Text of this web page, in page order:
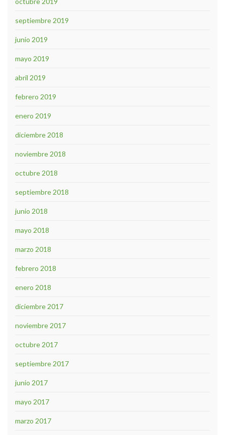
septiembre 2019
junio 2019
mayo 2019
abril 2019
febrero 2019
enero 2019
diciembre 2018
noviembre 2018
octubre 2018
septiembre 2018
junio 2018
mayo 2018
marzo 2018
febrero 2018
enero 2018
diciembre 2017
noviembre 2017
octubre 2017
septiembre 2017
junio 2017
mayo 2017
marzo 2017